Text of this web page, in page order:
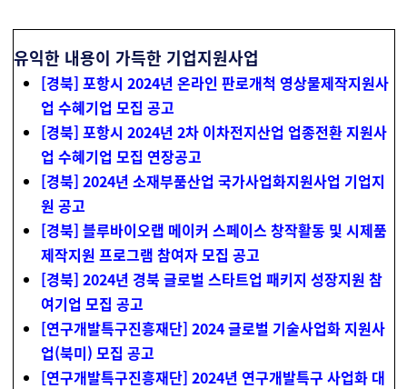
유익한 내용이 가득한 기업지원사업
[경북] 포항시 2024년 온라인 판로개척 영상물제작지원사
업 수혜기업 모집 공고
[경북] 포항시 2024년 2차 이차전지산업 업종전환 지원사
업 수혜기업 모집 연장공고
[경북] 2024년 소재부품산업 국가사업화지원사업 기업지
원 공고
[경북] 블루바이오랩 메이커 스페이스 창작활동 및 시제품
제작지원 프로그램 참여자 모집 공고
[경북] 2024년 경북 글로벌 스타트업 패키지 성장지원 참
여기업 모집 공고
[연구개발특구진흥재단] 2024 글로벌 기술사업화 지원사
업(북미) 모집 공고
[연구개발특구진흥재단] 2024년 연구개발특구 사업화 대